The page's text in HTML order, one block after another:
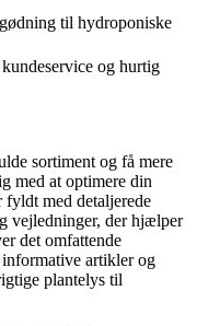
til hydroponiske
og hurtig
sortiment og få mere
med at optimere din
fyldt med detaljerede
vejledninger, der hjælper
det omfattende
artikler og
plantelys til